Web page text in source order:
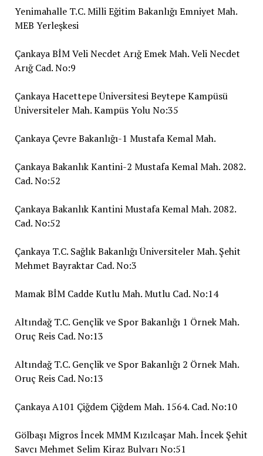
Yenimahalle T.C. Milli Eğitim Bakanlığı Emniyet Mah.
MEB Yerleşkesi
Çankaya BİM Veli Necdet Arığ Emek Mah. Veli Necdet
Arığ Cad. No:9
Çankaya Hacettepe Üniversitesi Beytepe Kampüsü
Üniversiteler Mah. Kampüs Yolu No:35
Çankaya Çevre Bakanlığı-1 Mustafa Kemal Mah.
Çankaya Bakanlık Kantini-2 Mustafa Kemal Mah. 2082.
Cad. No:52
Çankaya Bakanlık Kantini Mustafa Kemal Mah. 2082.
Cad. No:52
Çankaya T.C. Sağlık Bakanlığı Üniversiteler Mah. Şehit
Mehmet Bayraktar Cad. No:3
Mamak BİM Cadde Kutlu Mah. Mutlu Cad. No:14
Altındağ T.C. Gençlik ve Spor Bakanlığı 1 Örnek Mah.
Oruç Reis Cad. No:13
Altındağ T.C. Gençlik ve Spor Bakanlığı 2 Örnek Mah.
Oruç Reis Cad. No:13
Çankaya A101 Çiğdem Çiğdem Mah. 1564. Cad. No:10
Gölbaşı Migros İncek MMM Kızılcaşar Mah. İncek Şehit
Savcı Mehmet Selim Kiraz Bulvarı No:51